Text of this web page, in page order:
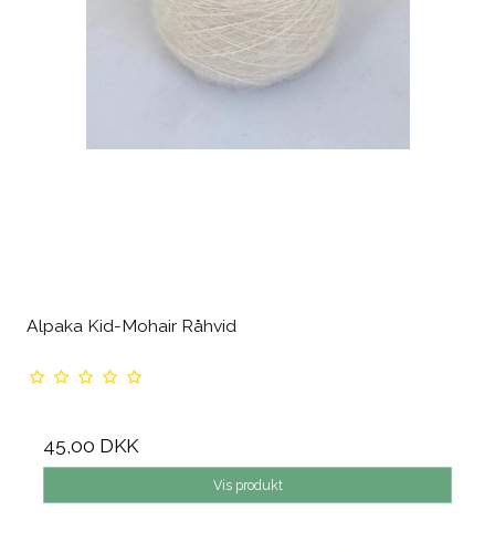
Alpaka Kid-Mohair Råhvid
45,00 DKK
Vis produkt